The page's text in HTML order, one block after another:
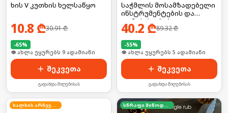
ხის V კუთხის ხელსაწყო
10.8 ₾30.91₾
-65%
🛒 ბოლო 24სთ-ში იყიდა 16-მა
შეკვეთა
გადახდა მიღებისას
საჭმლის მოსამზადებელი
ინსტრუმენტების და
დანების კრებული
40.2 ₾89.32₾
-55%
🛒 ბოლო 24სთ-ში იყიდა 7-მა
შეკვეთა
გადახდა მიღებისას
ხალხის არჩევანი სწრაფი მიწოდება